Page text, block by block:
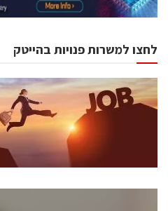
לחצו למשרות פנויות בהייטק